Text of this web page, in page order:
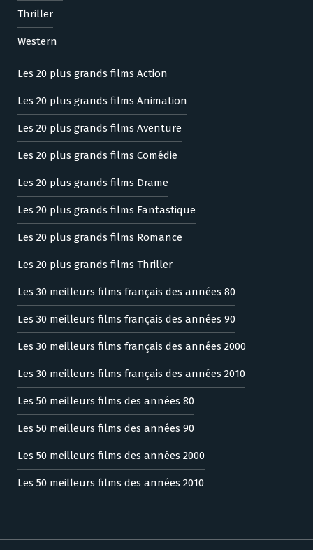
Thriller
Western
Les 20 plus grands films Action
Les 20 plus grands films Animation
Les 20 plus grands films Aventure
Les 20 plus grands films Comédie
Les 20 plus grands films Drame
Les 20 plus grands films Fantastique
Les 20 plus grands films Romance
Les 20 plus grands films Thriller
Les 30 meilleurs films français des années 80
Les 30 meilleurs films français des années 90
Les 30 meilleurs films français des années 2000
Les 30 meilleurs films français des années 2010
Les 50 meilleurs films des années 80
Les 50 meilleurs films des années 90
Les 50 meilleurs films des années 2000
Les 50 meilleurs films des années 2010